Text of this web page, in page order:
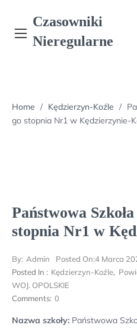
content
Czasowniki
Nieregularne
Home / Kędzierzyn-Koźle /
go stopnia Nr1 w Kędzierzynie-
Państwowa
stopnia Nr1 w
By: Admin Posted On:4 Marca
Posted In : Kędzierzyn-Koźle,
WOJ. OPOLSKIE
Comments: 0
Nazwa szkoły: Państwowa